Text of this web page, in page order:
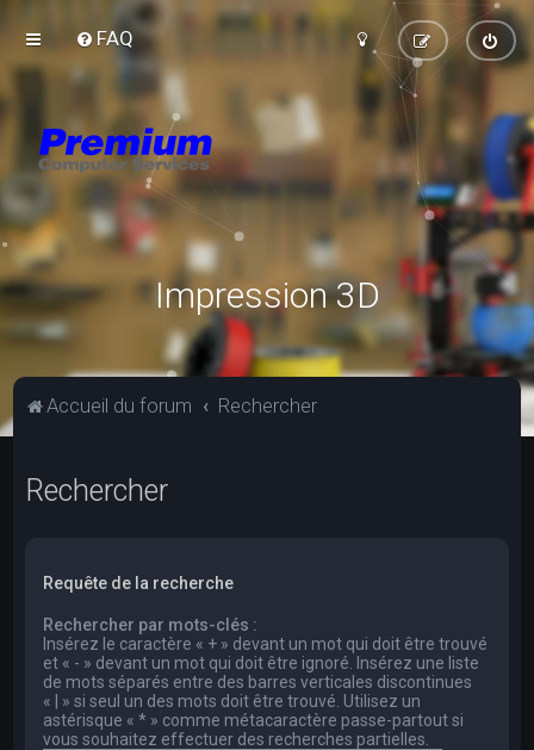
FAQ
Impression 3D
Accueil du forum Rechercher
Rechercher
Requête de la recherche
Rechercher par mots-clés :
Insérez le caractère « + » devant un mot qui doit être trouvé
et « - » devant un mot qui doit être ignoré. Insérez une liste
de mots séparés entre des barres verticales discontinues
« | » si seul un des mots doit être trouvé. Utilisez un
astérisque « * » comme métacaractère passe-partout si
vous souhaitez effectuer des recherches partielles.